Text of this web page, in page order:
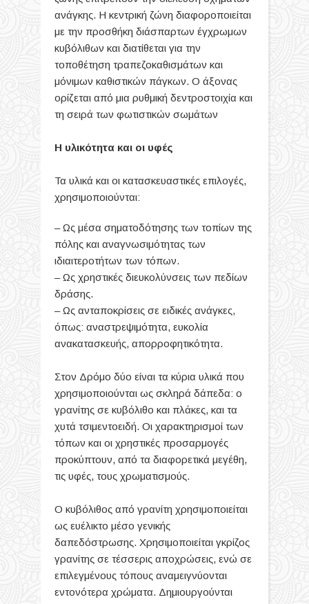
ανάγκης. Η κεντρική ζώνη διαφοροποιείται
με την προσθήκη διάσπαρτων έγχρωμων
κυβόλιθων και διατίθεται για την
τοποθέτηση τραπεζοκαθισμάτων και
μόνιμων καθιστικών πάγκων. Ο άξονας
ορίζεται από μια ρυθμική δεντροστοιχία και
τη σειρά των φωτιστικών σωμάτων
Η υλικότητα και οι υφές
Τα υλικά και οι κατασκευαστικές επιλογές,
χρησιμοποιούνται:
– Ως μέσα σηματοδότησης των τοπίων της
πόλης και αναγνωσιμότητας των
ιδιαιτεροτήτων των τόπων.
– Ως χρηστικές διευκολύνσεις των πεδίων
δράσης.
– Ως ανταποκρίσεις σε ειδικές ανάγκες,
όπως: αναστρεψιμότητα, ευκολία
ανακατασκευής, απορροφητικότητα.
Στον Δρόμο δύο είναι τα κύρια υλικά που
χρησιμοποιούνται ως σκληρά δάπεδα: ο
γρανίτης σε κυβόλιθο και πλάκες, και τα
χυτά τσιμεντοειδή. Οι χαρακτηρισμοί των
τόπων και οι χρηστικές προσαρμογές
προκύπτουν, από τα διαφορετικά μεγέθη,
τις υφές, τους χρωματισμούς.
Ο κυβόλιθος από γρανίτη χρησιμοποιείται
ως ευέλικτο μέσο γενικής
δαπεδόστρωσης. Χρησιμοποιείται γκρίζος
γρανίτης σε τέσσερις αποχρώσεις, ενώ σε
επιλεγμένους τόπους αναμειγνύονται
εντονότερα χρώματα. Δημιουργούνται